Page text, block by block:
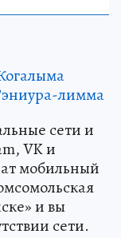
лимма
сети и
VK и
мобильный
и вы
сети.